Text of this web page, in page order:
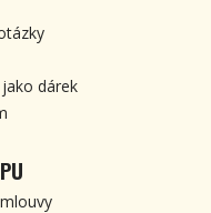
dárek